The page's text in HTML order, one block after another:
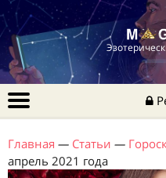
Главная — Статьи —
апрель 2021 года